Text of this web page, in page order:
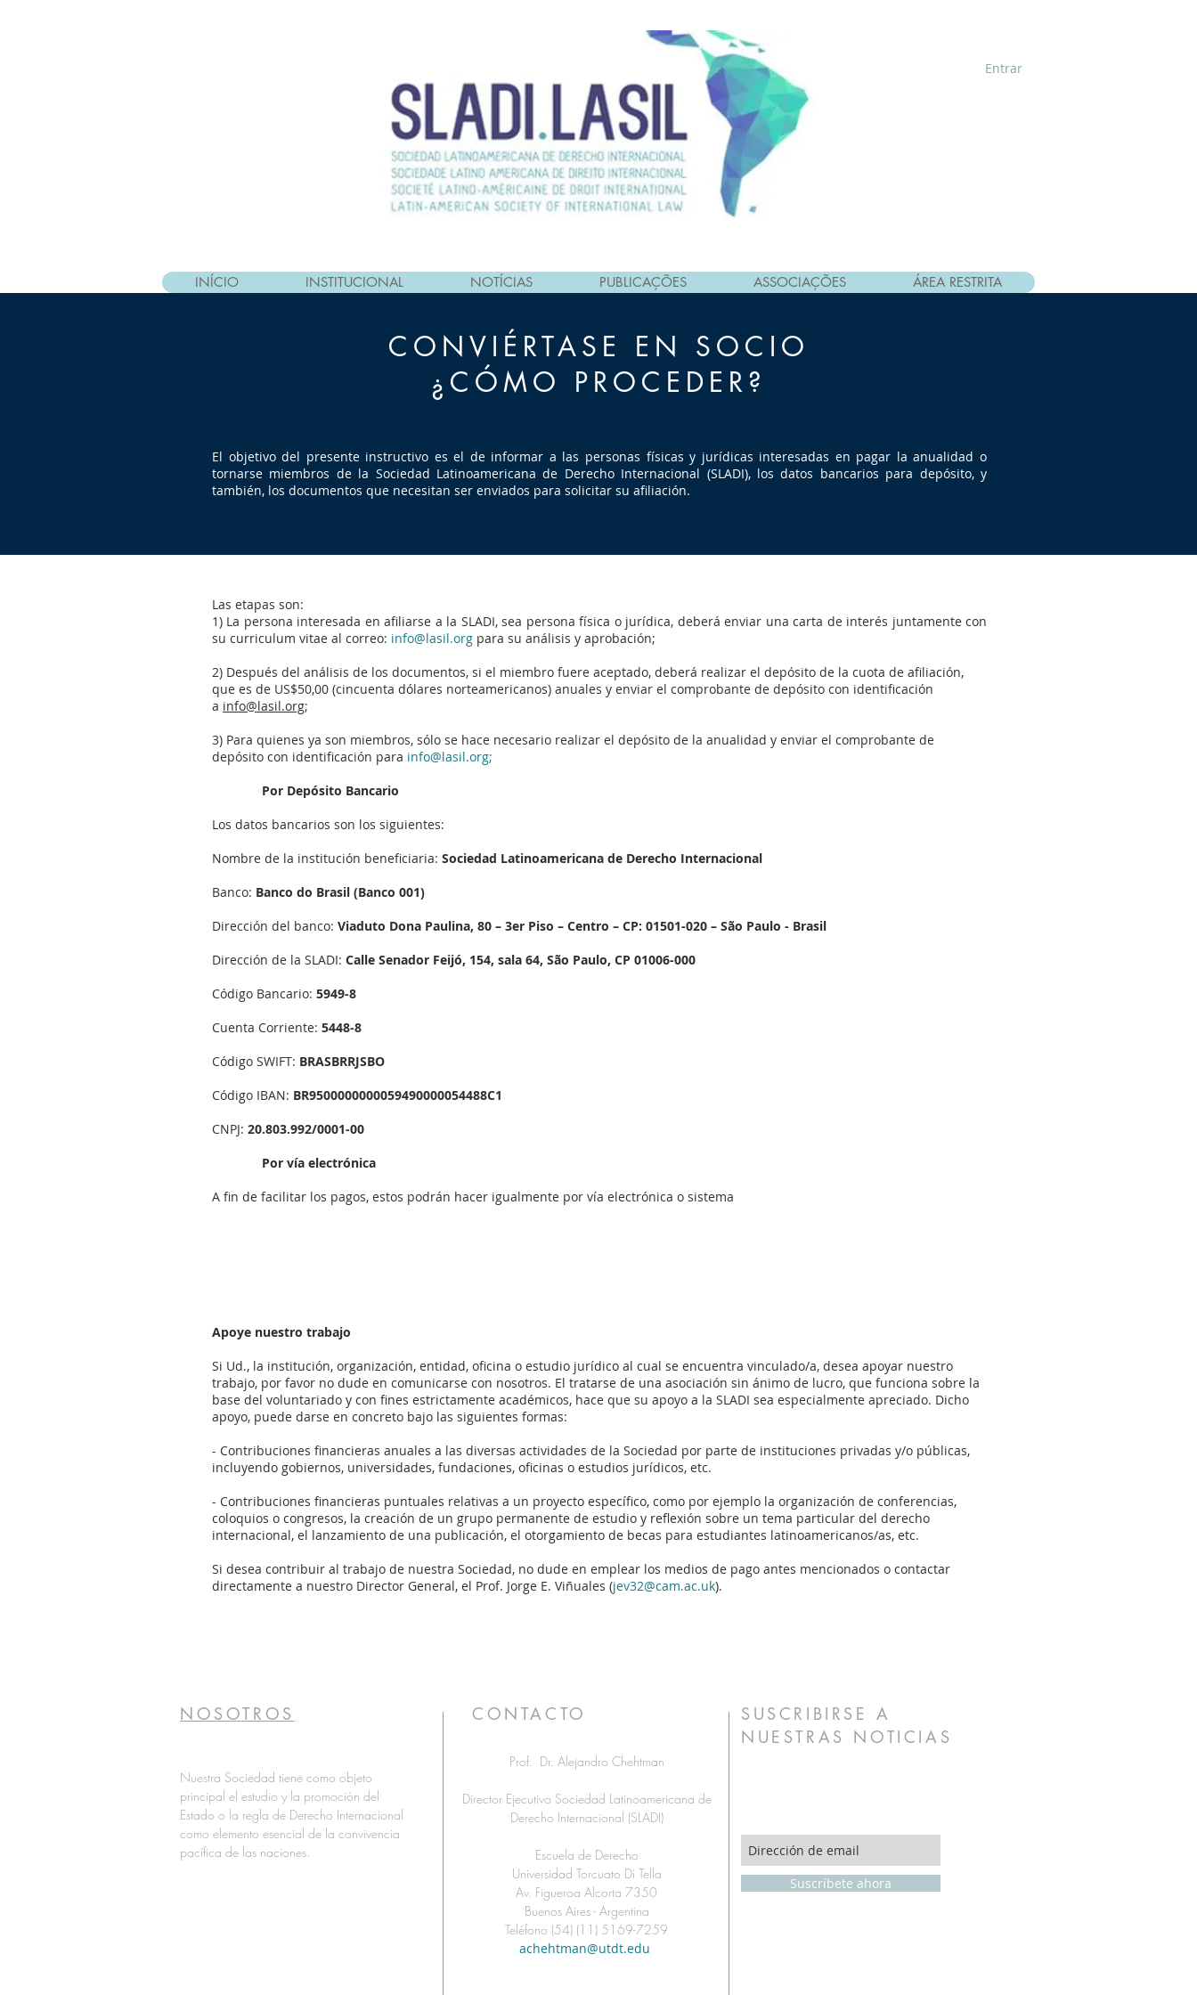
Entrar
INÍCIO INSTITUCIONAL NOTÍCIAS PUBLICAÇÕES ASSOCIAÇÕES ÁREA RESTRITA
El objetivo del presente instructivo es el de informar a las personas físicas y jurídicas interesadas en pagar la anualidad o
tornarse miembros de la Sociedad Latinoamericana de Derecho Internacional (SLADI), los datos bancarios para depósito, y
también, los documentos que necesitan ser enviados para solicitar su afiliación.
CONVIÉRTASE EN SOCIO
¿CÓMO PROCEDER?
Las etapas son:
1) La persona interesada en afiliarse a la SLADI, sea persona física o jurídica, deberá enviar una carta de interés juntamente con
su curriculum vitae al correo: info@lasil.org para su análisis y aprobación;
2) Después del análisis de los documentos, si el miembro fuere aceptado, deberá realizar el depósito de la cuota de afiliación,
que es de US$50,00 (cincuenta dólares norteamericanos) anuales y enviar el comprobante de depósito con identificación
a info@lasil.org;
3) Para quienes ya son miembros, sólo se hace necesario realizar el depósito de la anualidad y enviar el comprobante de
depósito con identificación para info@lasil.org;
Por Depósito Bancario​
Los datos bancarios son los siguientes:
Nombre de la institución beneficiaria: Sociedad Latinoamericana de Derecho Internacional
Banco: Banco do Brasil (Banco 001)
Dirección del banco: Viaduto Dona Paulina, 80 – 3er Piso – Centro – CP: 01501-020 – São Paulo - Brasil
Dirección de la SLADI: Calle Senador Feijó, 154, sala 64, São Paulo, CP 01006-000
Código Bancario: 5949-8
Cuenta Corriente: 5448-8
Código SWIFT: BRASBRRJSBO
Código IBAN: BR9500000000059490000054488C1
CNPJ: 20.803.992/0001-00
Por vía electrónica
A fin de facilitar los pagos, estos podrán hacer igualmente por vía electrónica o sistema
Apoye nuestro trabajo
Si Ud., la institución, organización, entidad, oficina o estudio jurídico al cual se encuentra vinculado/a, desea apoyar nuestro
trabajo, por favor no dude en comunicarse con nosotros. El tratarse de una asociación sin ánimo de lucro, que funciona sobre la
base del voluntariado y con fines estrictamente académicos, hace que su apoyo a la SLADI sea especialmente apreciado. Dicho
apoyo, puede darse en concreto bajo las siguientes formas:
- Contribuciones financieras anuales a las diversas actividades de la Sociedad por parte de instituciones privadas y/o públicas,
incluyendo gobiernos, universidades, fundaciones, oficinas o estudios jurídicos, etc.
- Contribuciones financieras puntuales relativas a un proyecto específico, como por ejemplo la organización de conferencias,
coloquios o congresos, la creación de un grupo permanente de estudio y reflexión sobre un tema particular del derecho
internacional, el lanzamiento de una publicación, el otorgamiento de becas para estudiantes latinoamericanos/as, etc.
Si desea contribuir al trabajo de nuestra Sociedad, no dude en emplear los medios de pago antes mencionados o contactar
directamente a nuestro Director General, el Prof. Jorge E. Viñuales (jev32@cam.ac.uk).
NOSOTROS
Nuestra Sociedad tiene como objeto
principal el estudio y la promoción del
Estado o la regla de Derecho Internacional
como elemento esencial de la convivencia
pacífica de las naciones.
CONTACTO
Prof. Dr. Alejandro Chehtman
Director Ejecutivo Sociedad Latinoamericana de
Derecho Internacional (SLADI)
Escuela de Derecho
Universidad Torcuato Di Tella
Av. Figueroa Alcorta 7350
Buenos Aires - Argentina
Teléfono (54) (11) 5169-7259
achehtman@utdt.edu
SUSCRIBIRSE A
NUESTRAS NOTICIAS
Suscríbete ahora